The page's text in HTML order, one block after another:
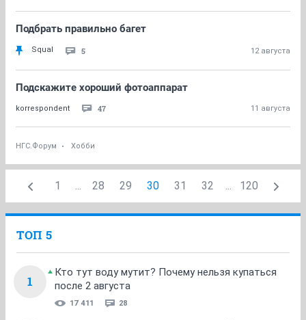
Подбрать правильно багет
Squal 5 12 августа
Подскажите хороший фотоаппарат
korrespondent 47 11 августа
НГС.Форум Хобби
1 ... 28 29 30 31 32 ... 120
ТОП 5
1
Кто тут воду мутит? Почему нельзя купаться
после 2 августа
17 411 28